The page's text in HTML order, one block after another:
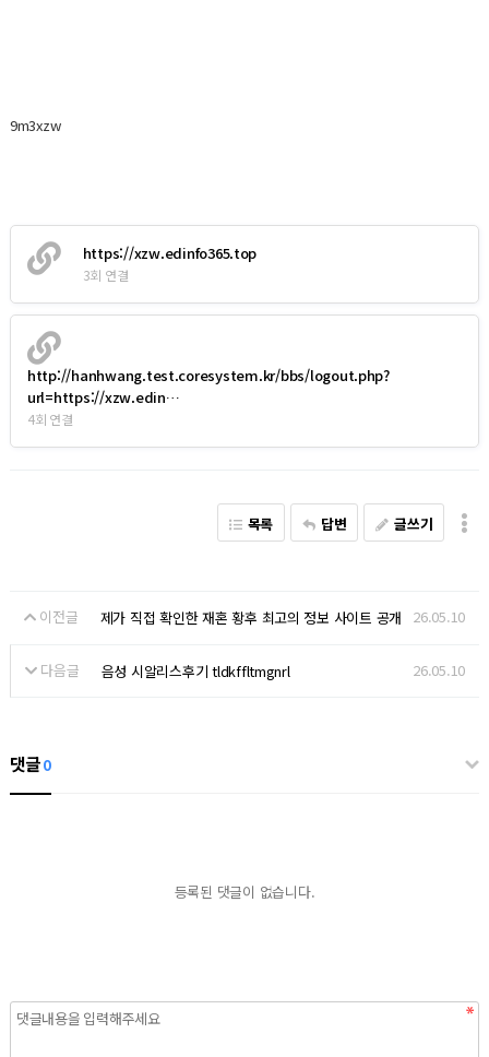
9m3xzw
https://xzw.edinfo365.top
3회 연결
http://hanhwang.test.coresystem.kr/bbs/logout.php?
url=https://xzw.edin…
4회 연결
목록 답변 글쓰기
이전글 제가 직접 확인한 재혼 황후 최고의 정보 사이트 공개 26.05.10
다음글 음성 시알리스후기 tldkffltmgnrl 26.05.10
댓글0
등록된 댓글이 없습니다.